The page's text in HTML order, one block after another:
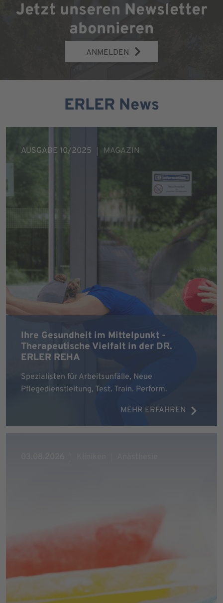
Jetzt unseren Newsletter
abonnieren
ANMELDEN
ERLER News
Ihre Gesundheit im Mittelpunkt -
Therapeutische Vielfalt in der DR.
ERLER REHA
Spezialisten für Arbeitsunfälle, Neue
Pflegedienstleitung, Test. Train. Perform.
MEHR ERFAHREN
AUSGABE 10/2025 MAGAZIN